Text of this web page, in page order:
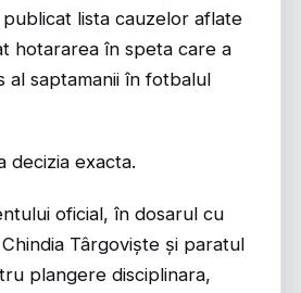
publicat lista cauzelor aflate
hotararea în speta care a
al saptamanii în fotbalul
decizia exacta.
oficial, în dosarul cu
Târgoviște și paratul
plangere disciplinara,